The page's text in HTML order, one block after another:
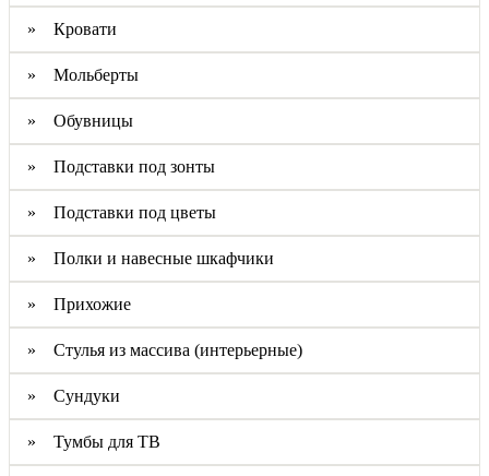
» Кровати
» Мольберты
» Обувницы
» Подставки под зонты
» Подставки под цветы
» Полки и навесные шкафчики
» Прихожие
» Стулья из массива (интерьерные)
» Сундуки
» Тумбы для ТВ